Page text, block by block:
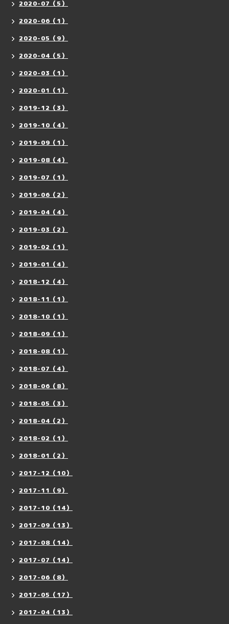
2020-07（5）
2020-06（1）
2020-05（9）
2020-04（5）
2020-03（1）
2020-01（1）
2019-12（3）
2019-10（4）
2019-09（1）
2019-08（4）
2019-07（1）
2019-06（2）
2019-04（4）
2019-03（2）
2019-02（1）
2019-01（4）
2018-12（4）
2018-11（1）
2018-10（1）
2018-09（1）
2018-08（1）
2018-07（4）
2018-06（8）
2018-05（3）
2018-04（2）
2018-02（1）
2018-01（2）
2017-12（10）
2017-11（9）
2017-10（14）
2017-09（13）
2017-08（14）
2017-07（14）
2017-06（8）
2017-05（17）
2017-04（13）